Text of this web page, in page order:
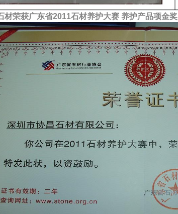
材荣获广东省2011石材养护大赛 养护产品项金奖